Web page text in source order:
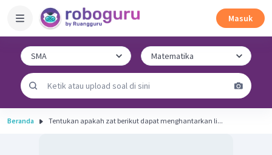
Masuk
Beranda Tentukan apakah zat berikut dapat menghantarkan li...